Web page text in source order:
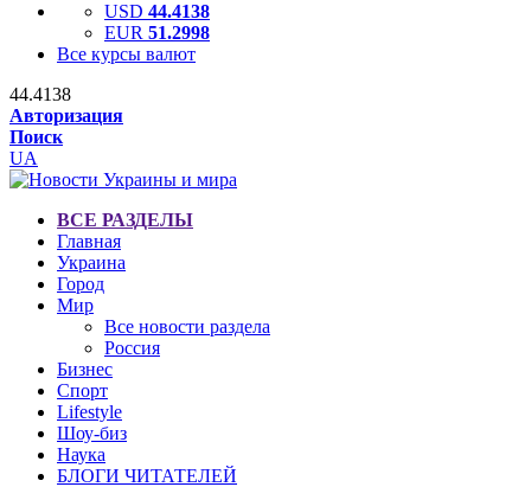
USD 44.4138
EUR 51.2998
Все курсы валют
44.4138
Авторизация
Поиск
UA
ВСЕ РАЗДЕЛЫ
Главная
Украина
Город
Мир
Все новости раздела
Россия
Бизнес
Спорт
Lifestyle
Шоу-биз
Наука
БЛОГИ ЧИТАТЕЛЕЙ